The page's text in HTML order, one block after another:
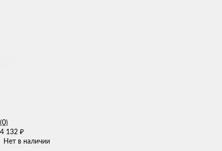
(0)
4 132 ₽
Нет в наличии